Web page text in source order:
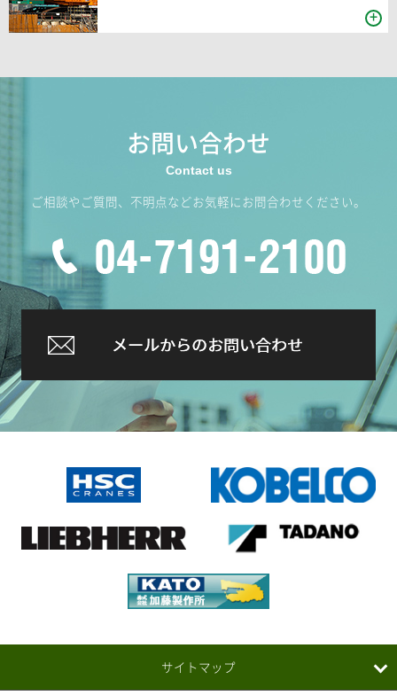
お問い合わせ
ご相談やご質問、不明点などお気軽にお問合わせください。
サイトマップ